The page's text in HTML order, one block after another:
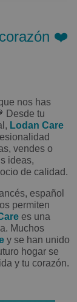
❤️
nos has
Desde tu
Lodan Care
vendes o
ideas,
de calidad.
español
permiten
es una
Muchos
y se han unido
hogar se
y tu corazón.